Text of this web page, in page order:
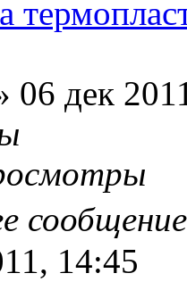
06 дек
14:45